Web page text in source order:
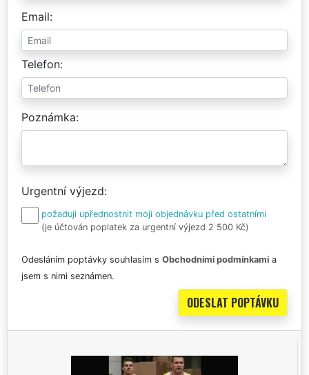
Email
Telefon
Poznámka
Urgentní výjezd
požaduji upřednostnit moji objednávku před ostatními
(je účtován poplatek za urgentní výjezd 2 500 Kč)
Odesláním poptávky souhlasím s Obchodními podmínkami a
jsem s nimi seznámen.